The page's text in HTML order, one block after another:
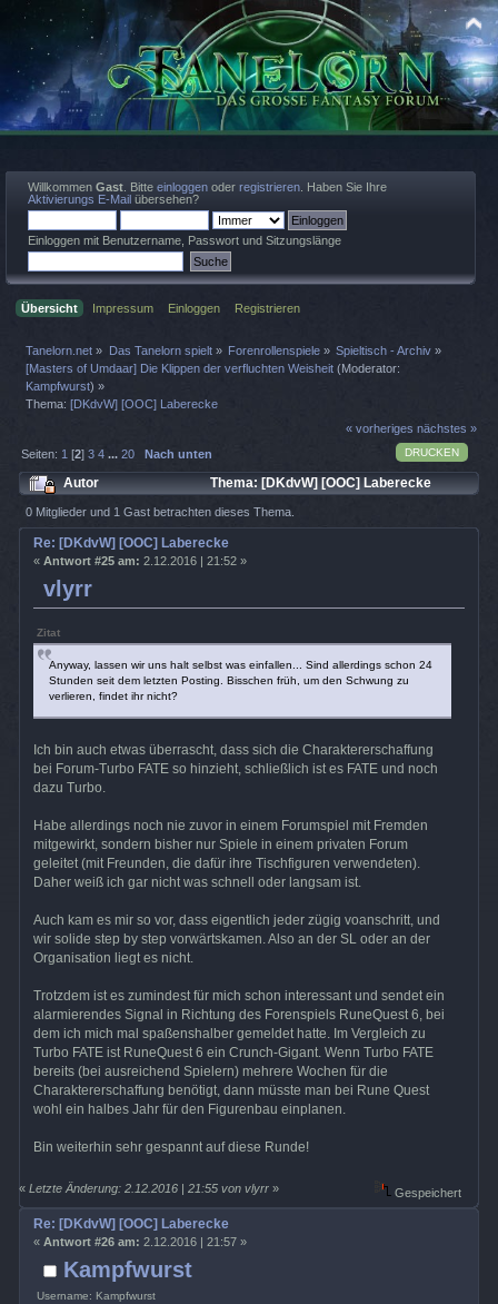
Willkommen Gast . Bitte einloggen oder registrieren . Haben Sie Ihre
Aktivierungs E-Mail übersehen?
Einloggen mit Benutzername, Passwort und Sitzungslänge
Übersicht Impressum Einloggen Registrieren
Tanelorn.net » Das Tanelorn spielt» Forenrollenspiele » Spieltisch - Archiv »
[Masters of Umdaar] Die Klippen der verfluchten Weisheit (Moderator:
Kampfwurst) »
Thema:[DKdvW] [OOC] Laberecke
« vorheriges nächstes »
DRUCKEN
Seiten: 1 [2]3 4 ...20 Nach unten
Autor
Thema: [DKdvW] [OOC] Laberecke
(Gelesen 60003 mal)
0 Mitglieder und 1 Gast betrachten dieses Thema.
vlyrr
Re: [DKdvW] [OOC] Laberecke
« Antwort #25 am: 2.12.2016 | 21:52 »
Zitat
Anyway, lassen wir uns halt selbst was einfallen... Sind allerdings schon 24
Stunden seit dem letzten Posting. Bisschen früh, um den Schwung zu
verlieren, findet ihr nicht?
Ich bin auch etwas überrascht, dass sich die Charaktererschaffung
bei Forum-Turbo FATE so hinzieht, schließlich ist es FATE und noch
dazu Turbo.
Habe allerdings noch nie zuvor in einem Forumspiel mit Fremden
mitgewirkt, sondern bisher nur Spiele in einem privaten Forum
geleitet (mit Freunden, die dafür ihre Tischfiguren verwendeten).
Daher weiß ich gar nicht was schnell oder langsam ist.
Auch kam es mir so vor, dass eigentlich jeder zügig voanschritt, und
wir solide step by step vorwärtskamen. Also an der SL oder an der
Organisation liegt es nicht.
Trotzdem ist es zumindest für mich schon interessant und sendet ein
alarmierendes Signal in Richtung des Forenspiels RuneQuest 6, bei
dem ich mich mal spaßenshalber gemeldet hatte. Im Vergleich zu
Turbo FATE ist RuneQuest 6 ein Crunch-Gigant. Wenn Turbo FATE
bereits (bei ausreichend Spielern) mehrere Wochen für die
Charaktererschaffung benötigt, dann müsste man bei Rune Quest
wohl ein halbes Jahr für den Figurenbau einplanen.
Bin weiterhin sehr gespannt auf diese Runde!
«Letzte Änderung: 2.12.2016 | 21:55 von vlyrr » Gespeichert
Kampfwurst
Username: Kampfwurst
Re: [DKdvW] [OOC] Laberecke
« Antwort #26 am: 2.12.2016 | 21:57 »